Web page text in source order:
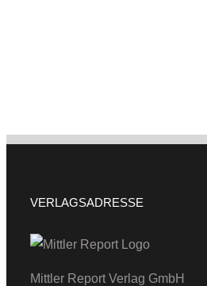
VERLAGSADRESSE
Mittler Report Verlag GmbH